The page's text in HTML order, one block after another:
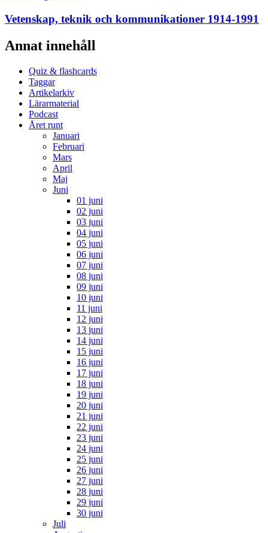
Vetenskap, teknik och kommunikationer 1914-1991
Annat innehåll
Quiz & flashcards
Taggar
Artikelarkiv
Lärarmaterial
Podcast
Året runt
Januari
Februari
Mars
April
Maj
Juni
01 juni
02 juni
03 juni
04 juni
05 juni
06 juni
07 juni
08 juni
09 juni
10 juni
11 juni
12 juni
13 juni
14 juni
15 juni
16 juni
17 juni
18 juni
19 juni
20 juni
21 juni
22 juni
23 juni
24 juni
25 juni
26 juni
27 juni
28 juni
29 juni
30 juni
Juli